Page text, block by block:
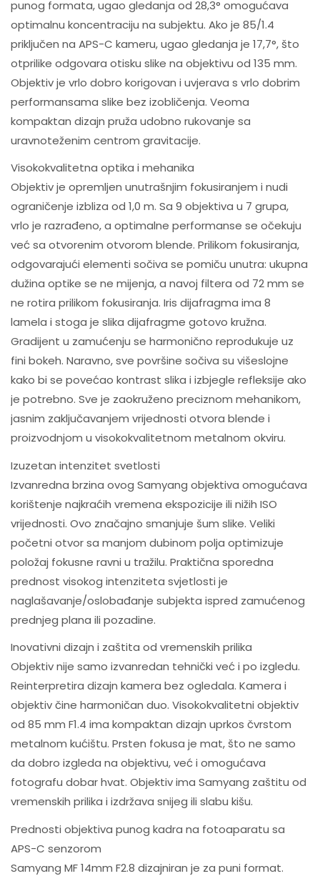
punog formata, ugao gledanja od 28,3° omogućava
optimalnu koncentraciju na subjektu. Ako je 85/1.4
priključen na APS-C kameru, ugao gledanja je 17,7°, što
otprilike odgovara otisku slike na objektivu od 135 mm.
Objektiv je vrlo dobro korigovan i uvjerava s vrlo dobrim
performansama slike bez izobličenja. Veoma
kompaktan dizajn pruža udobno rukovanje sa
uravnoteženim centrom gravitacije.
Visokokvalitetna optika i mehanika
Objektiv je opremljen unutrašnjim fokusiranjem i nudi
ograničenje izbliza od 1,0 m. Sa 9 objektiva u 7 grupa,
vrlo je razrađeno, a optimalne performanse se očekuju
već sa otvorenim otvorom blende. Prilikom fokusiranja,
odgovarajući elementi sočiva se pomiču unutra: ukupna
dužina optike se ne mijenja, a navoj filtera od 72 mm se
ne rotira prilikom fokusiranja. Iris dijafragma ima 8
lamela i stoga je slika dijafragme gotovo kružna.
Gradijent u zamućenju se harmonično reprodukuje uz
fini bokeh. Naravno, sve površine sočiva su višeslojne
kako bi se povećao kontrast slika i izbjegle refleksije ako
je potrebno. Sve je zaokruženo preciznom mehanikom,
jasnim zaključavanjem vrijednosti otvora blende i
proizvodnjom u visokokvalitetnom metalnom okviru.
Izuzetan intenzitet svetlosti
Izvanredna brzina ovog Samyang objektiva omogućava
korištenje najkraćih vremena ekspozicije ili nižih ISO
vrijednosti. Ovo značajno smanjuje šum slike. Veliki
početni otvor sa manjom dubinom polja optimizuje
položaj fokusne ravni u tražilu. Praktična sporedna
prednost visokog intenziteta svjetlosti je
naglašavanje/oslobađanje subjekta ispred zamućenog
prednjeg plana ili pozadine.
Inovativni dizajn i zaštita od vremenskih prilika
Objektiv nije samo izvanredan tehnički već i po izgledu.
Reinterpretira dizajn kamera bez ogledala. Kamera i
objektiv čine harmoničan duo. Visokokvalitetni objektiv
od 85 mm F1.4 ima kompaktan dizajn uprkos čvrstom
metalnom kućištu. Prsten fokusa je mat, što ne samo
da dobro izgleda na objektivu, već i omogućava
fotografu dobar hvat. Objektiv ima Samyang zaštitu od
vremenskih prilika i izdržava snijeg ili slabu kišu.
Prednosti objektiva punog kadra na fotoaparatu sa
APS-C senzorom
Samyang MF 14mm F2.8 dizajniran je za puni format.